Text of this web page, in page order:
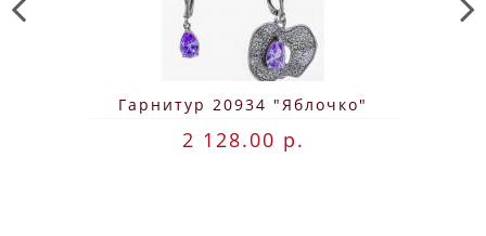
Гарнитур 20934 "Яблочко"
2 128.00 р.